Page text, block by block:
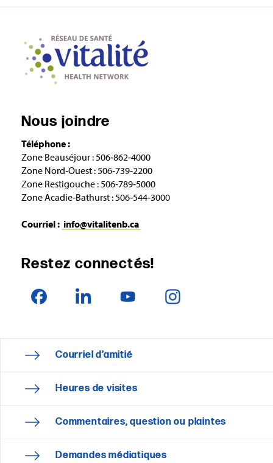
Nous joindre
Téléphone :
Zone Beauséjour : 506‑862‑4000
Zone Nord‑Ouest : 506‑739‑2200
Zone Restigouche : 506‑789‑5000
Zone Acadie‑Bathurst : 506‑544‑3000
Courriel : info@vitalitenb.ca
Restez connectés!
Courriel d’amitié
Heures de visites
Commentaires, question ou plaintes
Demandes médiatiques